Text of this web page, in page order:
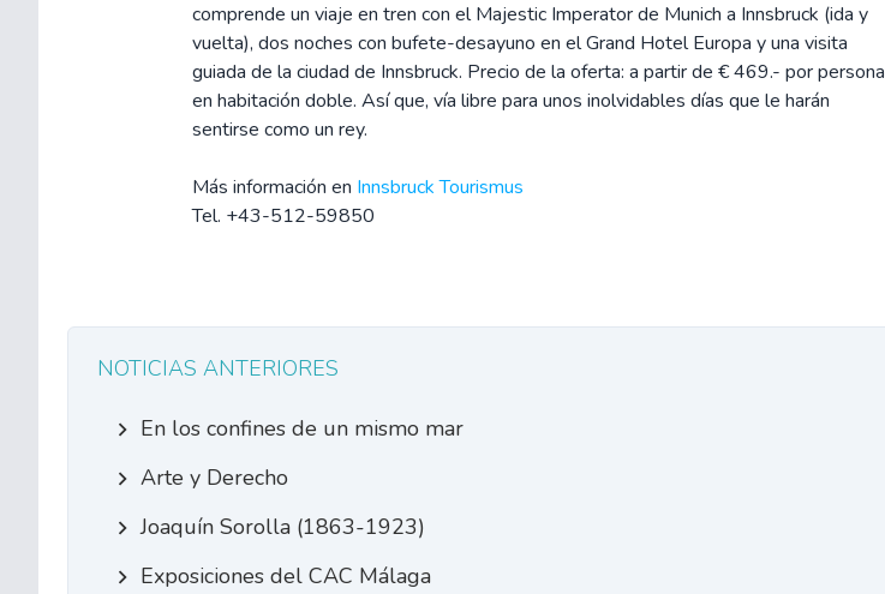
comprende un viaje en tren con el Majestic Imperator de Munich a Innsbruck (ida y
vuelta), dos noches con bufete-desayuno en el Grand Hotel Europa y una visita
guiada de la ciudad de Innsbruck. Precio de la oferta: a partir de € 469.- por persona
en habitación doble. Así que, vía libre para unos inolvidables días que le harán
sentirse como un rey.
Más información en Innsbruck Tourismus
Tel. +43-512-59850
NOTICIAS ANTERIORES
En los confines de un mismo mar
Arte y Derecho
Joaquín Sorolla (1863-1923)
Exposiciones del CAC Málaga